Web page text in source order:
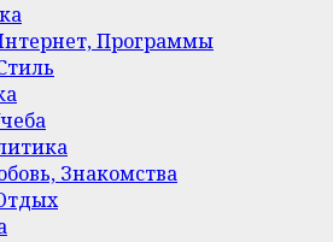
Программы
Знакомства